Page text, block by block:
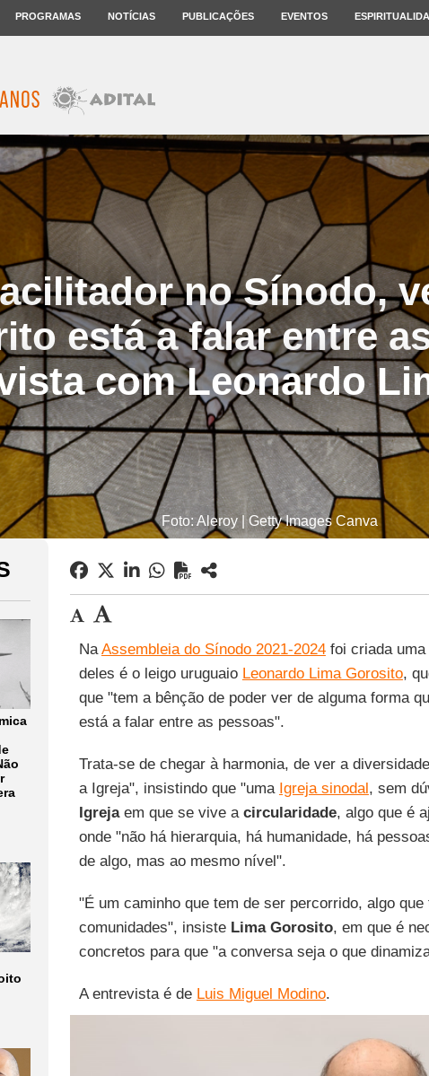
PROGRAMAS NOTÍCIAS PUBLICAÇÕES EVENTOS
no Sínodo,
está a falar entre
com Leonardo
Foto: Aleroy | Getty Images Canva
NaAssembleia do Sínodo 2021-2024foi criada uma
deles é o leigo uruguaio Leonardo Lima Gorosito,
que "tem a bênção de poder ver de alguma forma
está a falar entre as pessoas".
Trata-se de chegar à harmonia, de ver a
a Igreja", insistindo que "uma Igreja sinodal, sem
Igrejaem que se vive a circularidade, algo que é
onde "não há hierarquia, há humanidade, há
de algo, mas ao mesmo nível".
"É um caminho que tem de ser percorrido, algo
comunidades", insiste Lima Gorosito, em que é
concretos para que "a conversa seja o que
A entrevista é de Luis Miguel Modino.